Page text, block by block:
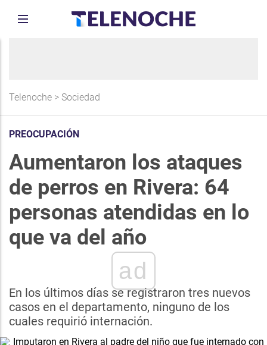
Telenoche > Sociedad
PREOCUPACIÓN
Aumentaron los ataques
de perros en Rivera: 64
personas atendidas en lo
que va del año
ad
En los últimos días se registraron tres nuevos
casos en el departamento, ninguno de los
cuales requirió internación.